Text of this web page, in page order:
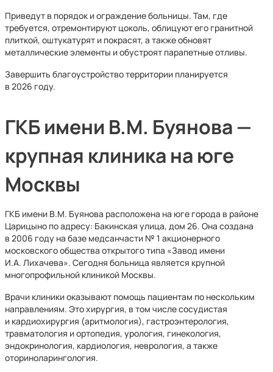
Приведут в порядок и ограждение больницы. Там, где
требуется, отремонтируют цоколь, облицуют его гранитной
плиткой, оштукатурят и покрасят, а также обновят
металлические элементы и обустроят парапетные отливы.
Завершить благоустройство территории планируется
в 2026 году.
ГКБ имени В.М. Буянова —
крупная клиника на юге
Москвы
ГКБ имени В.М. Буянова расположена на юге города в районе
Царицыно по адресу: Бакинская улица, дом 26. Она создана
в 2006 году на базе медсанчасти № 1 акционерного
московского общества открытого типа «Завод имени
И.А. Лихачева». Сегодня больница является крупной
многопрофильной клиникой Москвы.
Врачи клиники оказывают помощь пациентам по нескольким
направлениям. Это хирургия, в том числе сосудистая
и кардиохирургия (аритмология), гастроэнтерология,
травматология и ортопедия, урология, гинекология,
эндокринология, кардиология, неврология, а также
оториноларингология.